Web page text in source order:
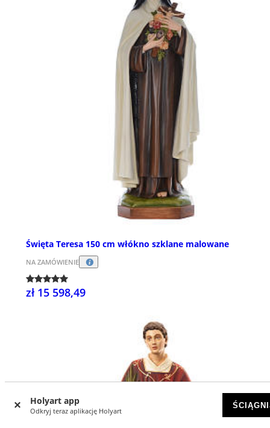
Holyart app
Odkryj teraz aplikację Holyart
Święta Teresa 150 cm włókno szklane malowane
NA ZAMÓWIENIE
zł 15 598,49